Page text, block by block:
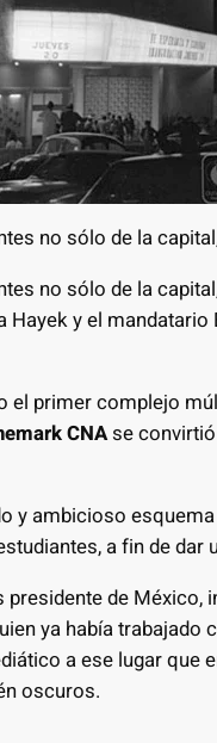
no sólo de la
no sólo de la
y el
el primer complejo
CNAse convirtió
y ambicioso
a fin de dar
de México,
ya había trabajado
a ese lugar que
oscuros.